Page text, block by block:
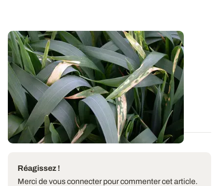
LORRAINE
Céréales : des brûlures d’azote
impressionnantes mais peu impactantes
Les troisièmes apports d’azote réalisés la semaine
dernière en Lorraine à base de solution...
07 MAI 2026
Réagissez !
Merci de vous connecter pour commenter cet article.